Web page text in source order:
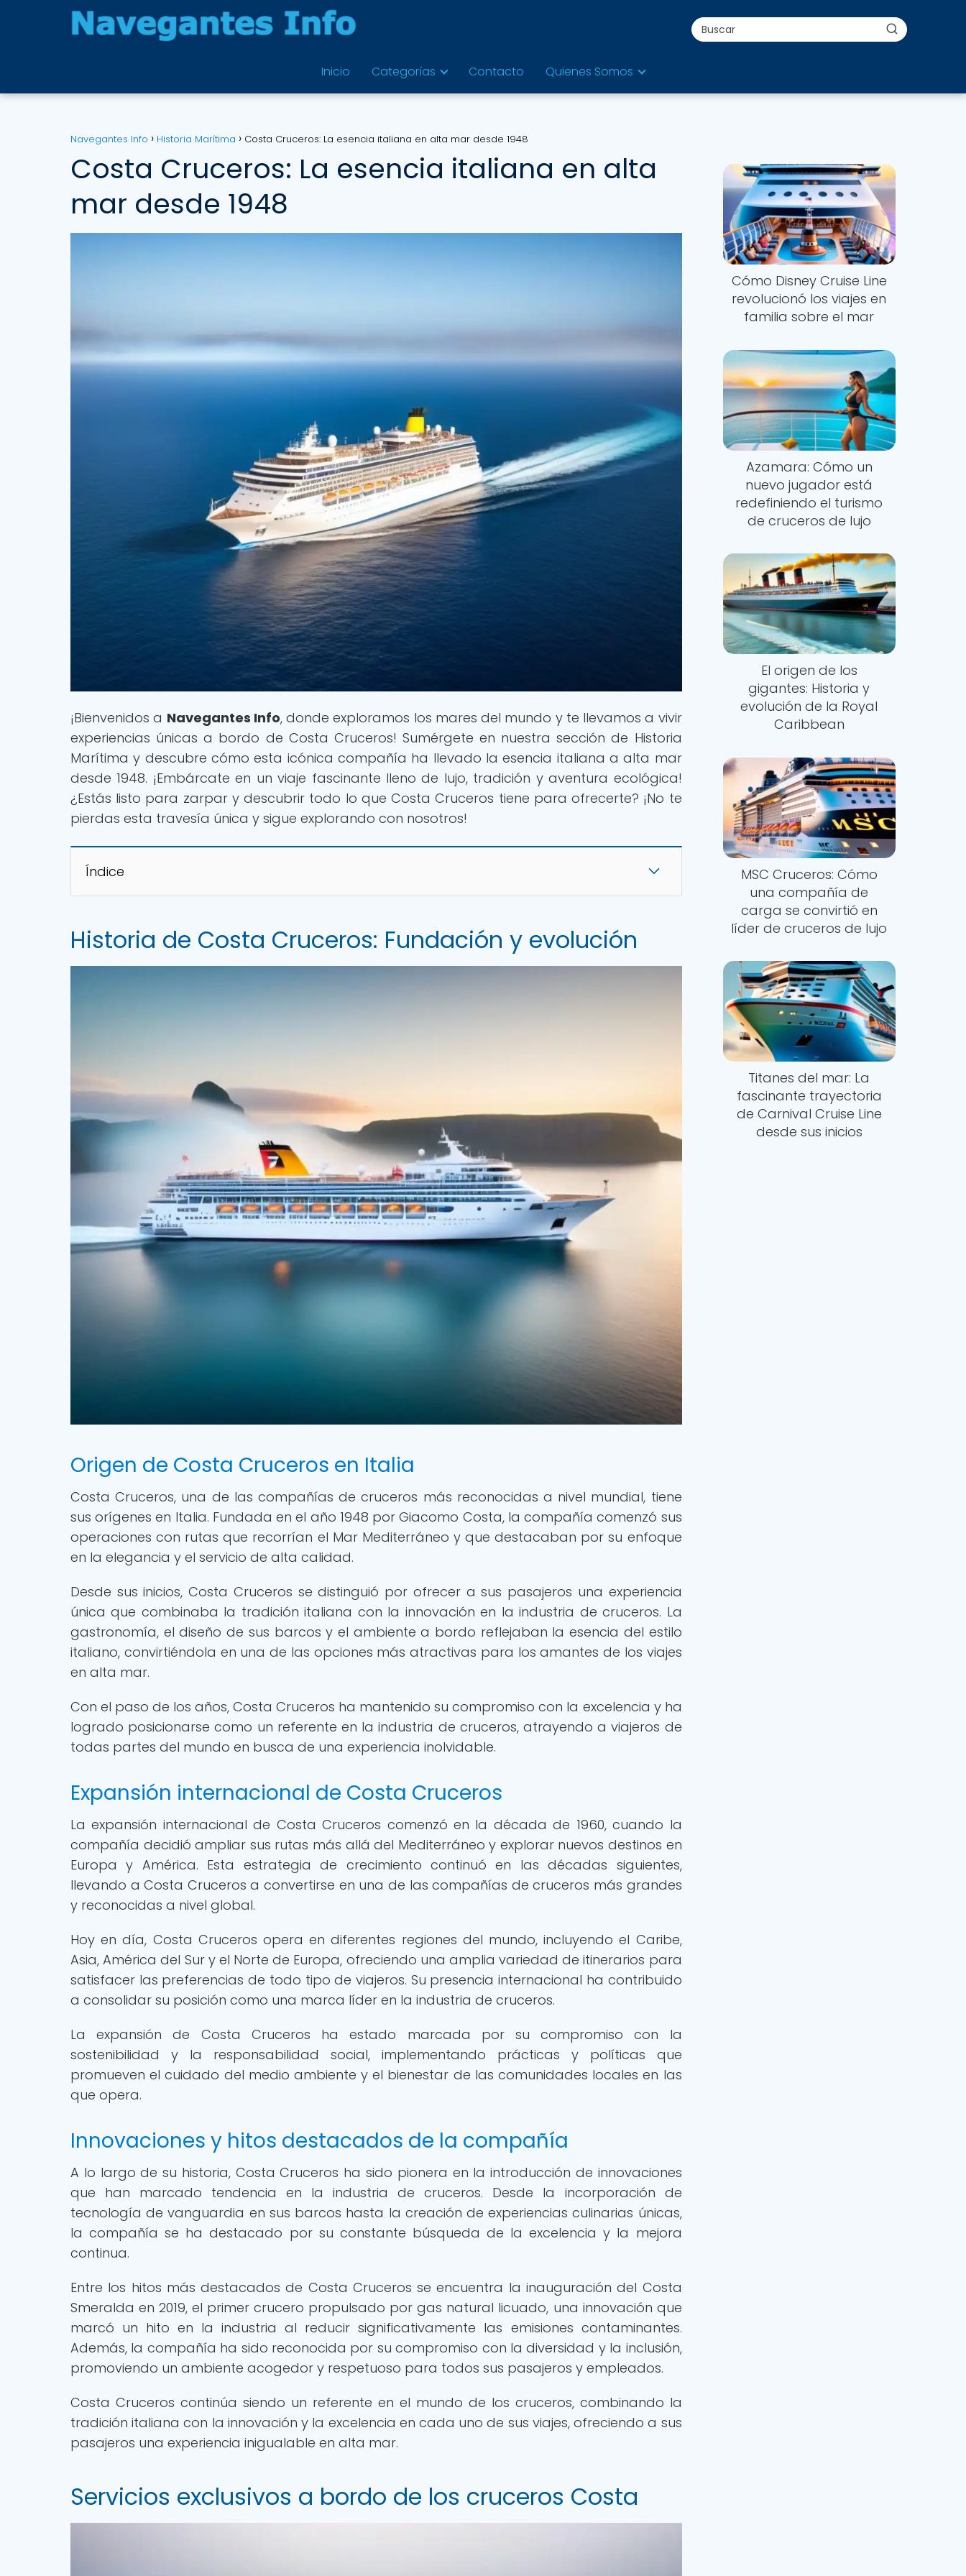
Inicio Categorías Contacto Quienes Somos
Navegantes Info Historia Marítima Costa Cruceros: La esencia italiana en alta mar desde 1948
Costa Cruceros: La esencia italiana en alta
mar desde 1948
¡Bienvenidos a Navegantes Info, donde exploramos los mares del mundo y te llevamos a vivir
experiencias únicas a bordo de Costa Cruceros! Sumérgete en nuestra sección de Historia
Marítima y descubre cómo esta icónica compañía ha llevado la esencia italiana a alta mar
desde 1948. ¡Embárcate en un viaje fascinante lleno de lujo, tradición y aventura ecológica!
¿Estás listo para zarpar y descubrir todo lo que Costa Cruceros tiene para ofrecerte? ¡No te
pierdas esta travesía única y sigue explorando con nosotros!
Índice
Historia de Costa Cruceros: Fundación y evolución
Origen de Costa Cruceros en Italia
Costa Cruceros, una de las compañías de cruceros más reconocidas a nivel mundial, tiene
sus orígenes en Italia. Fundada en el año 1948 por Giacomo Costa, la compañía comenzó sus
operaciones con rutas que recorrían el Mar Mediterráneo y que destacaban por su enfoque
en la elegancia y el servicio de alta calidad.
Desde sus inicios, Costa Cruceros se distinguió por ofrecer a sus pasajeros una experiencia
única que combinaba la tradición italiana con la innovación en la industria de cruceros. La
gastronomía, el diseño de sus barcos y el ambiente a bordo reflejaban la esencia del estilo
italiano, convirtiéndola en una de las opciones más atractivas para los amantes de los viajes
en alta mar.
Con el paso de los años, Costa Cruceros ha mantenido su compromiso con la excelencia y ha
logrado posicionarse como un referente en la industria de cruceros, atrayendo a viajeros de
todas partes del mundo en busca de una experiencia inolvidable.
Expansión internacional de Costa Cruceros
La expansión internacional de Costa Cruceros comenzó en la década de 1960, cuando la
compañía decidió ampliar sus rutas más allá del Mediterráneo y explorar nuevos destinos en
Europa y América. Esta estrategia de crecimiento continuó en las décadas siguientes,
llevando a Costa Cruceros a convertirse en una de las compañías de cruceros más grandes
y reconocidas a nivel global.
Hoy en día, Costa Cruceros opera en diferentes regiones del mundo, incluyendo el Caribe,
Asia, América del Sur y el Norte de Europa, ofreciendo una amplia variedad de itinerarios para
satisfacer las preferencias de todo tipo de viajeros. Su presencia internacional ha contribuido
a consolidar su posición como una marca líder en la industria de cruceros.
La expansión de Costa Cruceros ha estado marcada por su compromiso con la
sostenibilidad y la responsabilidad social, implementando prácticas y políticas que
promueven el cuidado del medio ambiente y el bienestar de las comunidades locales en las
que opera.
Innovaciones y hitos destacados de la compañía
A lo largo de su historia, Costa Cruceros ha sido pionera en la introducción de innovaciones
que han marcado tendencia en la industria de cruceros. Desde la incorporación de
tecnología de vanguardia en sus barcos hasta la creación de experiencias culinarias únicas,
la compañía se ha destacado por su constante búsqueda de la excelencia y la mejora
continua.
Entre los hitos más destacados de Costa Cruceros se encuentra la inauguración del Costa
Smeralda en 2019, el primer crucero propulsado por gas natural licuado, una innovación que
marcó un hito en la industria al reducir significativamente las emisiones contaminantes.
Además, la compañía ha sido reconocida por su compromiso con la diversidad y la inclusión,
promoviendo un ambiente acogedor y respetuoso para todos sus pasajeros y empleados.
Costa Cruceros continúa siendo un referente en el mundo de los cruceros, combinando la
tradición italiana con la innovación y la excelencia en cada uno de sus viajes, ofreciendo a sus
pasajeros una experiencia inigualable en alta mar.
Servicios exclusivos a bordo de los cruceros Costa
Cómo Disney Cruise Line
revolucionó los viajes en
familia sobre el mar
Azamara: Cómo un
nuevo jugador está
redefiniendo el turismo
de cruceros de lujo
El origen de los
gigantes: Historia y
evolución de la Royal
Caribbean
MSC Cruceros: Cómo
una compañía de
carga se convirtió en
líder de cruceros de lujo
Titanes del mar: La
fascinante trayectoria
de Carnival Cruise Line
desde sus inicios